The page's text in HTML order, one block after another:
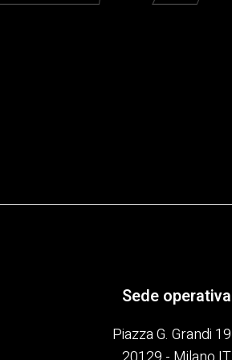
Sede operativa
Piazza G. Grandi 19